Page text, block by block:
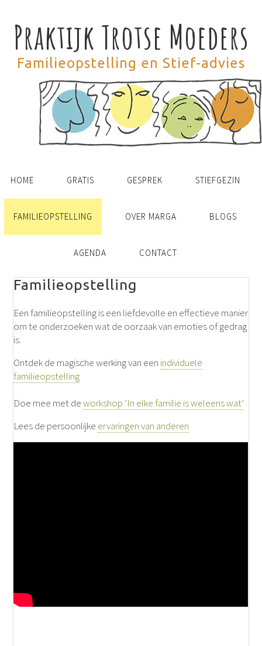
Praktijk Trotse Moeders
Familieopstelling en Stief-advies
HOME GRATIS GESPREK STIEFGEZIN
FAMILIEOPSTELLING OVER MARGA BLOGS
AGENDA CONTACT
Familieopstelling
Een familieopstelling is een liefdevolle en effectieve manier
om te onderzoeken wat de oorzaak van emoties of gedrag
is.
Ontdek de magische werking van een individuele
familieopstelling
Doe mee met deworkshop ‘In elke familie is weleens wat’
Lees de persoonlijke ervaringen van anderen